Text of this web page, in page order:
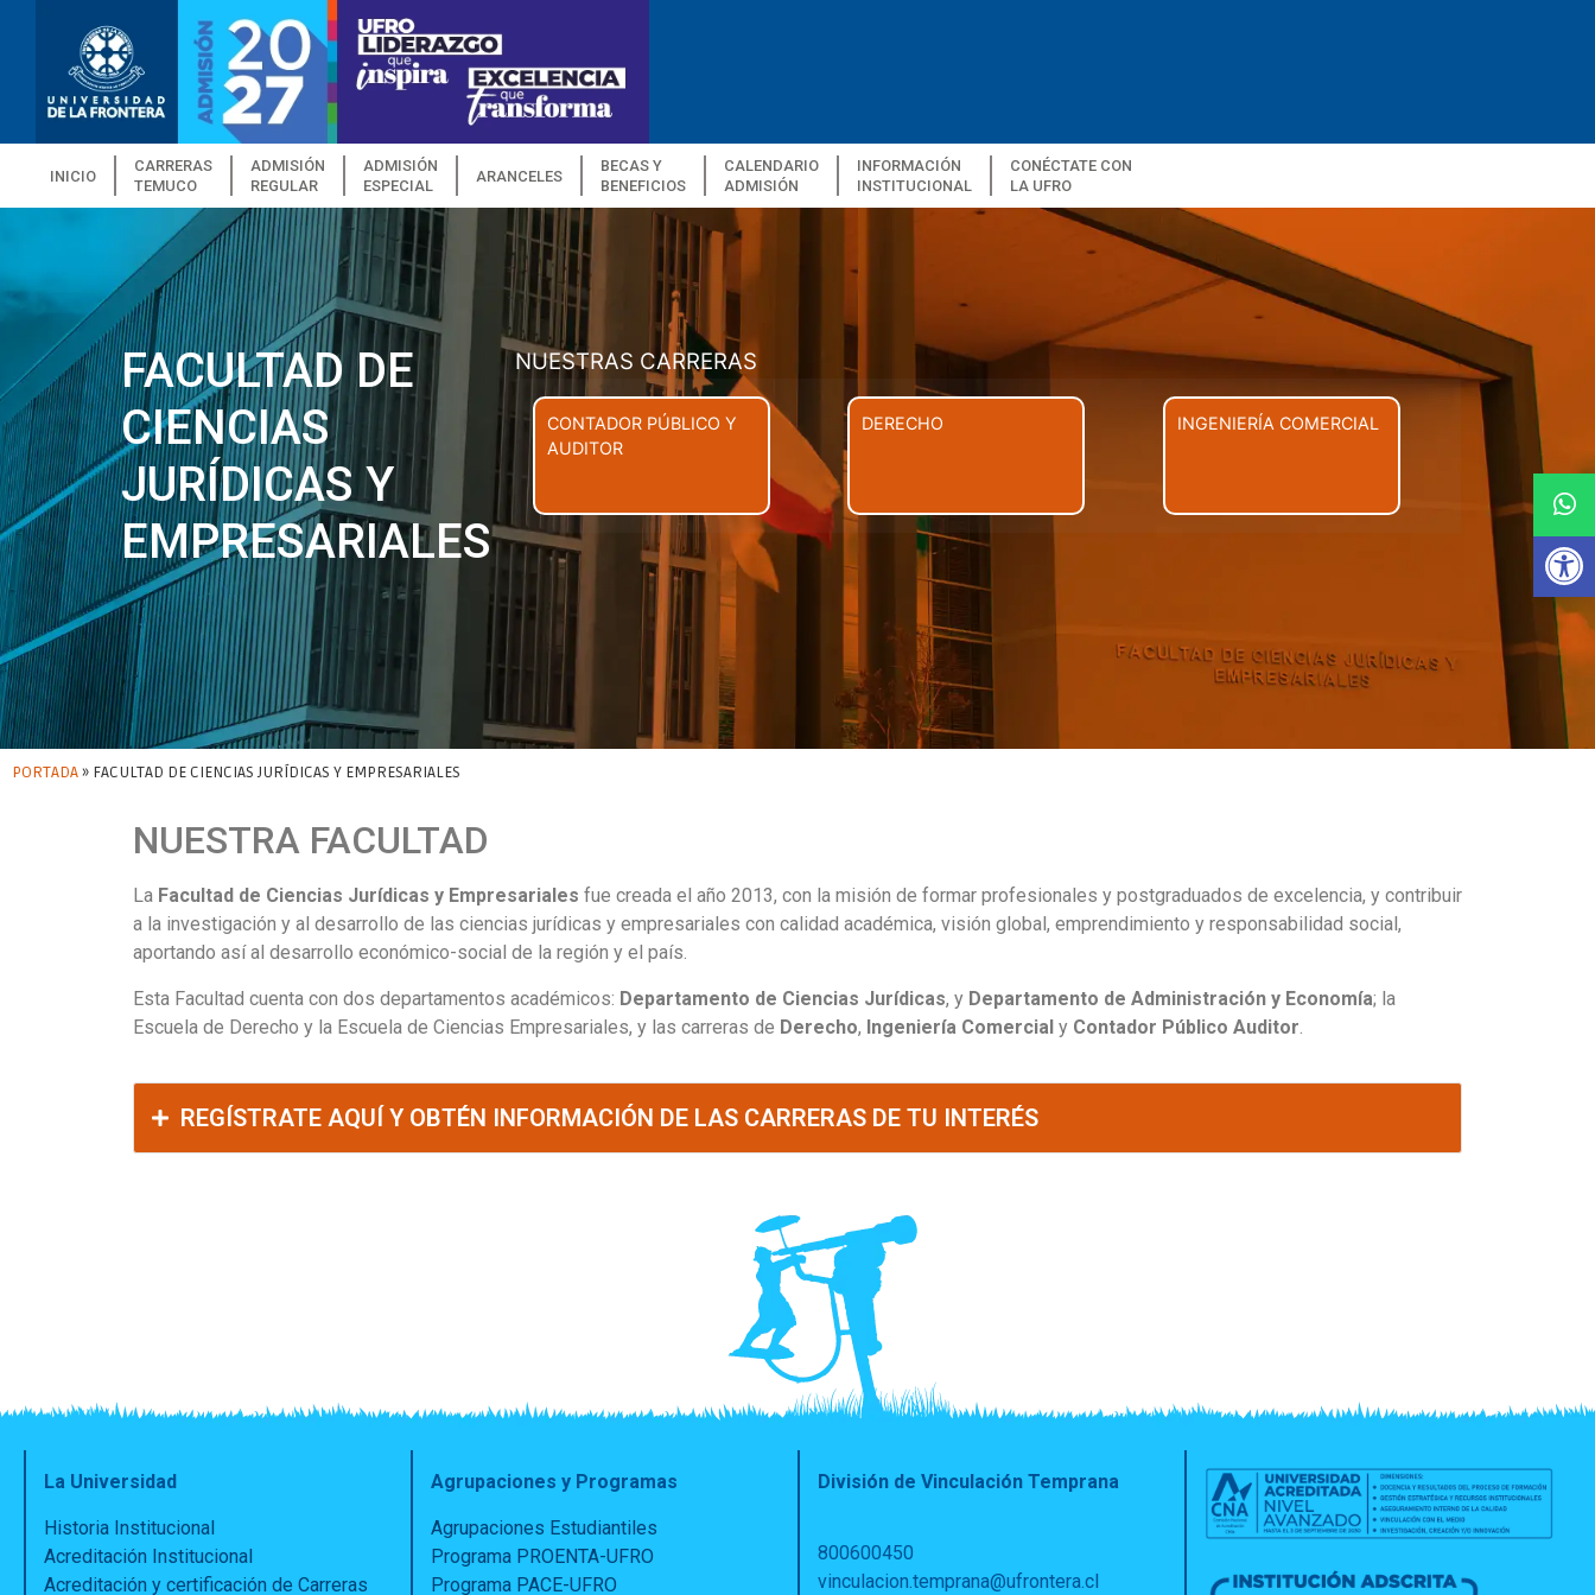
INICIO
CARRERAS
TEMUCO
ADMISIÓN
REGULAR
ADMISIÓN
ESPECIAL
ARANCELES
BECAS Y
BENEFICIOS
CALENDARIO
ADMISIÓN
INFORMACIÓN
INSTITUCIONAL
CONÉCTATE CON
LA UFRO
FACULTAD DE
CIENCIAS
JURÍDICAS Y
EMPRESARIALES
NUESTRAS CARRERAS
CONTADOR PÚBLICO Y
AUDITOR
DERECHO INGENIERÍA COMERCIAL
PORTADA» FACULTAD DE CIENCIAS JURÍDICAS Y EMPRESARIALES
NUESTRA FACULTAD
La Facultad de Ciencias Jurídicas y Empresariales fue creada el año 2013, con la misión de formar profesionales y postgraduados de excelencia, y contribuir
a la investigación y al desarrollo de las ciencias jurídicas y empresariales con calidad académica, visión global, emprendimiento y responsabilidad social,
aportando así al desarrollo económico-social de la región y el país.
Esta Facultad cuenta con dos departamentos académicos: Departamento de Ciencias Jurídicas, y Departamento de Administración y Economía; la
Escuela de Derecho y la Escuela de Ciencias Empresariales, y las carreras de Derecho, Ingeniería Comercial y Contador Público Auditor
REGÍSTRATE AQUÍ Y OBTÉN INFORMACIÓN DE LAS CARRERAS DE TU INTERÉS
La Universidad
Historia Institucional
Acreditación Institucional
Acreditación y certificación de Carreras
Agrupaciones y Programas
Agrupaciones Estudiantiles
Programa PROENTA-UFRO
Programa PACE-UFRO
División de Vinculación Temprana
800600450
vinculacion.temprana@ufrontera.cl